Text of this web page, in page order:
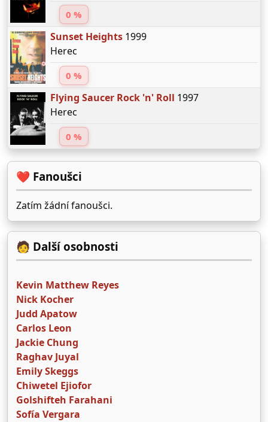
0 %
Sunset Heights1999
Herec
0 %
Flying Saucer Rock 'n' Roll 1997
Herec
0 %
❤️ Fanoušci
Zatím žádní fanoušci.
🧑 Další osobnosti
Kevin Matthew Reyes
Nick Kocher
Judd Apatow
Carlos Leon
Jackie Chung
Raghav Juyal
Emily Skeggs
Chiwetel Ejiofor
Golshifteh Farahani
Sofía Vergara